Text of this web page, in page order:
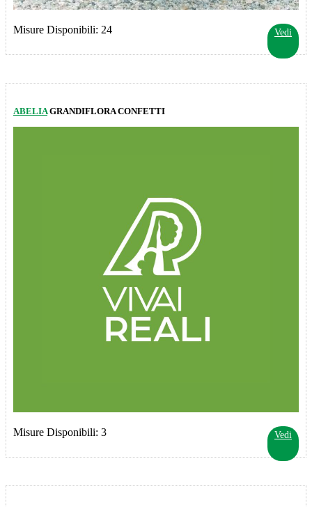
Vedi
Misure Disponibili: 24
ABELIAGRANDIFLORA CONFETTI
Vedi
Misure Disponibili: 3